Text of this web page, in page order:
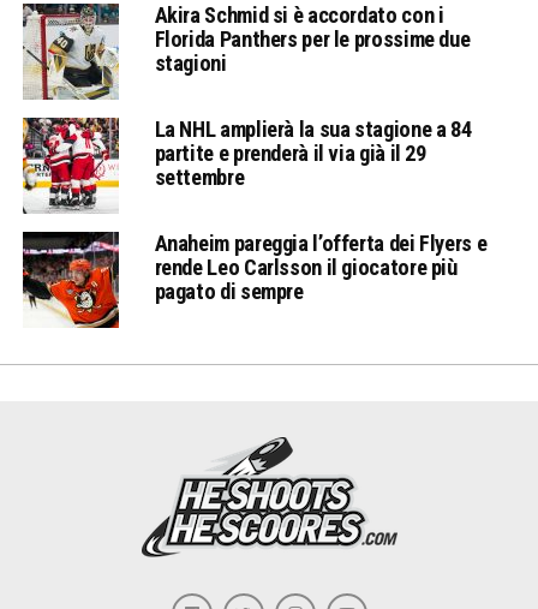
Akira Schmid si è accordato con i
Florida Panthers per le prossime due
stagioni
La NHL amplierà la sua stagione a 84
partite e prenderà il via già il 29
settembre
Anaheim pareggia l’offerta dei Flyers e
rende Leo Carlsson il giocatore più
pagato di sempre